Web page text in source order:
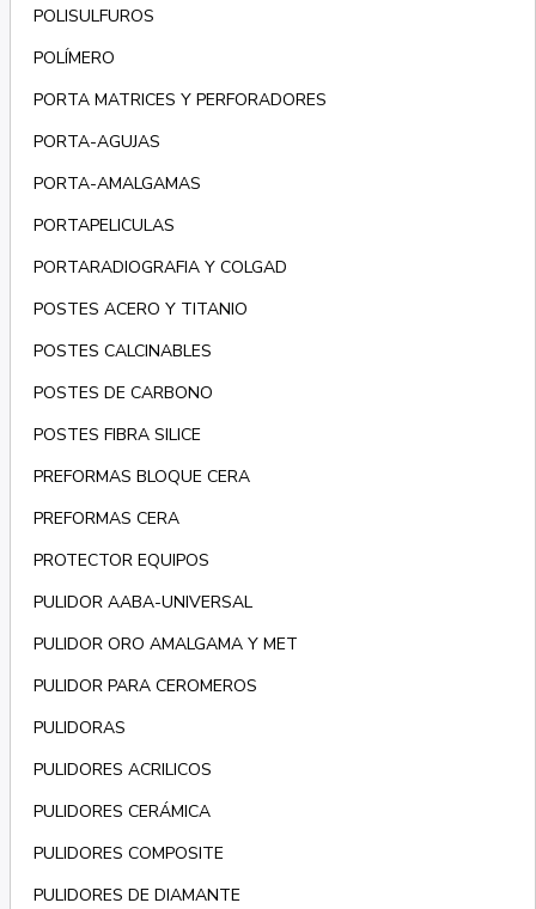
POLISULFUROS
POLÍMERO
PORTA MATRICES Y PERFORADORES
PORTA-AGUJAS
PORTA-AMALGAMAS
PORTAPELICULAS
PORTARADIOGRAFIA Y COLGAD
POSTES ACERO Y TITANIO
POSTES CALCINABLES
POSTES DE CARBONO
POSTES FIBRA SILICE
PREFORMAS BLOQUE CERA
PREFORMAS CERA
PROTECTOR EQUIPOS
PULIDOR AABA-UNIVERSAL
PULIDOR ORO AMALGAMA Y MET
PULIDOR PARA CEROMEROS
PULIDORAS
PULIDORES ACRILICOS
PULIDORES CERÁMICA
PULIDORES COMPOSITE
PULIDORES DE DIAMANTE